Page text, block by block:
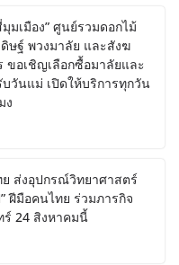
มเมือง” ศูนย์รวมดอกไม้
ษฐ์ พวงมาลัย และสังฆ
อเชิญเลือกซื้อมาลัยและ
วันแม่ เปิดให้บริการทุกวัน
ง
ย ส่งอุปกรณ์วิทยาศาสตร์
ฝีมือคนไทย ร่วมภารกิจ
ร์ 24 สิงหาคมนี้